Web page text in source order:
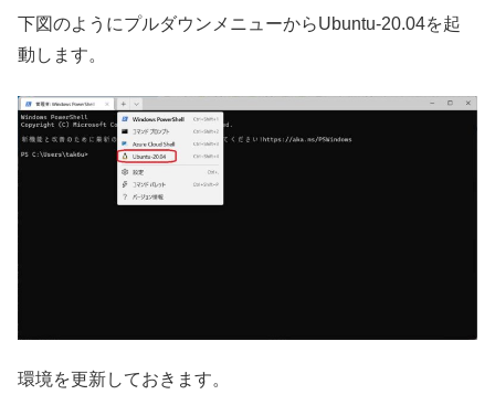
下図のようにプルダウンメニューからUbuntu-20.04を起
動します。
環境を更新しておきます。